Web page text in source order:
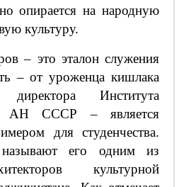
опирается на народную
культуру.
– это эталон служения
– от уроженца кишлака
Института
АН СССР – является
для студенчества.
называют его одним из
культурной